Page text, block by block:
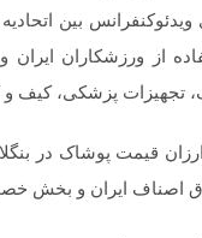
بین
از ورزشکاران
تجهیزات پزشکی، کیف
قیمت پوشاک در
اتاق اصناف ایران و